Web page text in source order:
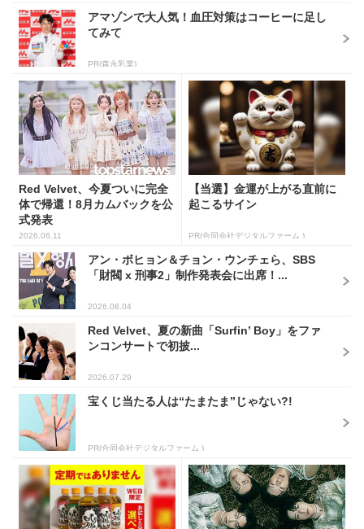
アマゾンで大人気！血圧対策はコーヒーに足し
てみて
PR(森永乳業)
Red Velvet、今夏ついに完全
体で帰還！8月カムバックを公
式発表
2026.06.11
【当選】金運が上がる直前に
起こるサイン
PR(合同会社デジタルファーム )
アン・ボヒョン＆チョン・ウンチェら、SBS
「財閥 x 刑事2」制作発表会に出席！...
2026.08.04
Red Velvet、夏の新曲「Surfin’ Boy」をファ
ンコンサートで初披...
2026.07.29
宝くじ当たる人は“たまたま”じゃない?!
PR(合同会社デジタルファーム )